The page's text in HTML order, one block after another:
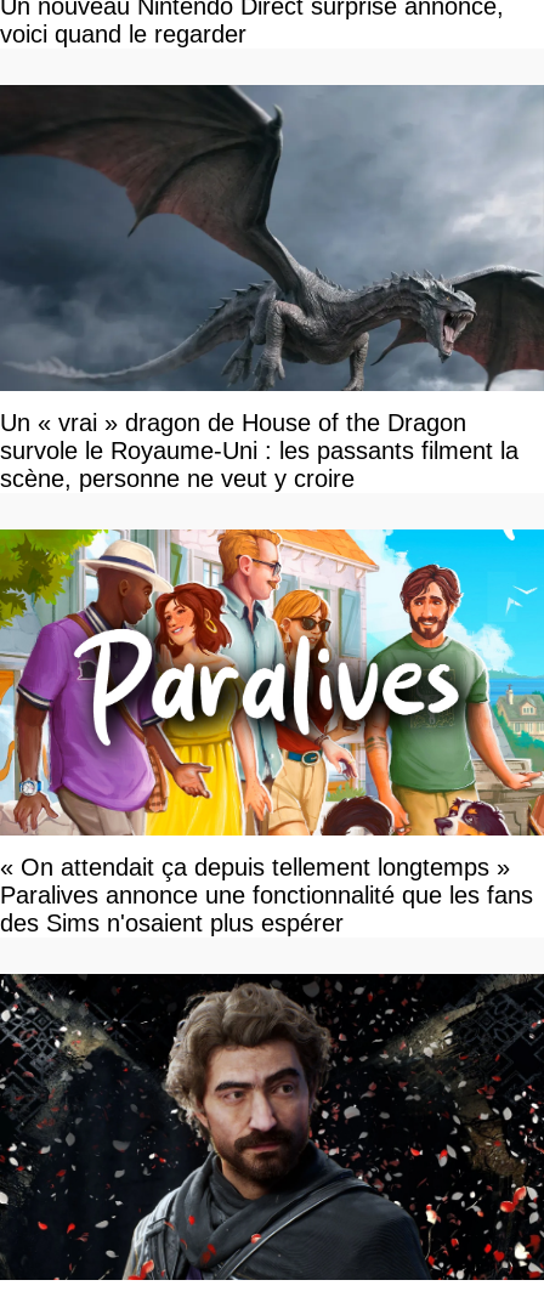
Un nouveau Nintendo Direct surprise annoncé,
voici quand le regarder
Un « vrai » dragon de House of the Dragon
survole le Royaume-Uni : les passants filment la
scène, personne ne veut y croire
« On attendait ça depuis tellement longtemps »
Paralives annonce une fonctionnalité que les fans
des Sims n'osaient plus espérer